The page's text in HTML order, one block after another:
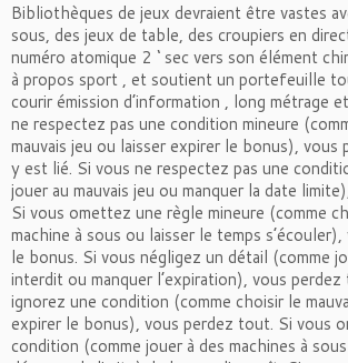
Bibliothèques de jeux devraient être vastes
sous, des jeux de table, des croupiers en
numéro atomique 2 ‘ sec vers son élément
à propos sport , et soutient un portefeuille
courir émission d’information , long métrage
ne respectez pas une condition mineure
mauvais jeu ou laisser expirer le bonus), vous
y est lié. Si vous ne respectez pas une
jouer au mauvais jeu ou manquer la date
Si vous omettez une règle mineure (comme
machine à sous ou laisser le temps
le bonus. Si vous négligez un détail (comme
interdit ou manquer l’expiration), vous
ignorez une condition (comme choisir le
expirer le bonus), vous perdez tout. Si vous
condition (comme jouer à des machines à